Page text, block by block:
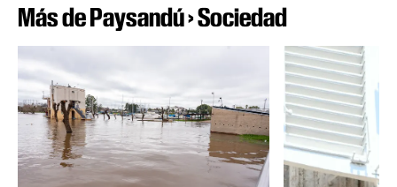
Más de Paysandú › Sociedad